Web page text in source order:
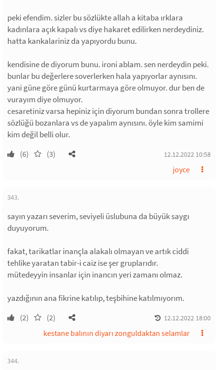
peki efendim. sizler bu sözlükte allah a kitaba ırklara
kadınlara açık kapalı vs diye hakaret edilirken nerdeydiniz.
hatta kankalariniz da yapıyordu bunu.
kendisine de diyorum bunu. ironi ablam. sen nerdeydin peki.
bunlar bu değerlere soverlerken hala yapıyorlar aynısını.
yani güne göre günü kurtarmaya göre olmuyor. dur ben de
vurayım diye olmuyor.
cesaretiniz varsa hepiniz için diyorum bundan sonra trollere
sözlüğü bozanlara vs de yapalım aynısını. öyle kim samimi
kim değil belli olur.
(6) (3) 12.12.2022 10:58
joyce
343.
sayın yazarı severim, seviyeli üslubuna da büyük saygı
duyuyorum.
fakat, tarikatlar inançla alakalı olmayan ve artık ciddi
tehlike yaratan tabir-i caiz ise şer gruplarıdır.
mütedeyyin insanlar için inancın yeri zamanı olmaz.
yazdığının ana fikrine katılıp, teşbihine katılmıyorım.
(2) (2) 12.12.2022 18:00
kestane balının diyarı zonguldaktan selamlar
344.